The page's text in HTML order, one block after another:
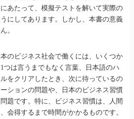
あたって、模擬テストを解いて実際の
にしてあります。しかし、本書の意義
。
のビジネス社会で働くには、いくつか
つは言うまでもなく言葉、日本語のハ
をクリアしたとき、次に待っているの
ションの問題や、日本のビジネス習慣
題です。特に、ビジネス習慣は、人間
会得するまで時間がかかるものです。